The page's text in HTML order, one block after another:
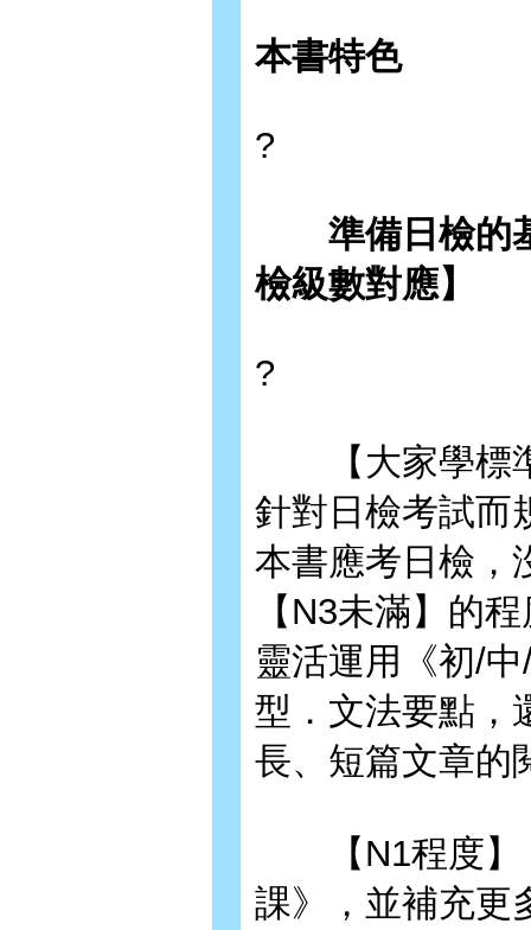
本書特色
?
準備日檢的
檢級數對應】
?
【大家學標準
針對日檢考試而
本書應考日檢，
【N3未滿】的
靈活運用《初/
型．文法要點，
長、短篇文章的
【N1程度】
課》，並補充更